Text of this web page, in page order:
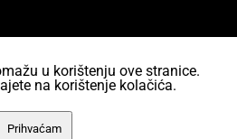
korištenje pod licencom Creative
u korištenju ove stranice.
na korištenje kolačića.
Prihvaćam